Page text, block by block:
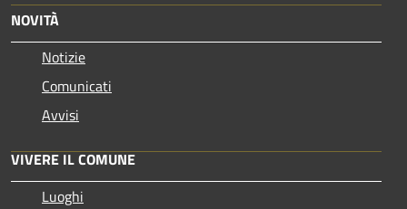
NOVITÀ
Notizie
Comunicati
Avvisi
VIVERE IL COMUNE
Luoghi